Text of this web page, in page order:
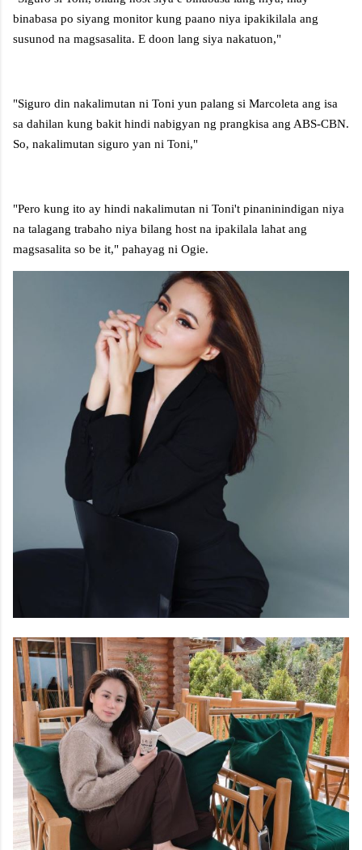
binabasa po siyang monitor kung paano niya ipakikilala ang
susunod na magsasalita. E doon lang siya nakatuon,"
"Siguro din nakalimutan ni Toni yun palang si Marcoleta ang isa
sa dahilan kung bakit hindi nabigyan ng prangkisa ang ABS-CBN.
So, nakalimutan siguro yan ni Toni,"
"Pero kung ito ay hindi nakalimutan ni Toni't pinaninindigan niya
na talagang trabaho niya bilang host na ipakilala lahat ang
magsasalita so be it," pahayag ni Ogie.